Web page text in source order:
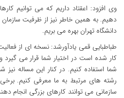
وی افزود: اعقتاد داریم که می توانیم
دهیم. به همین خاطر نیز از ظرفیت سازمان
دانشگاه تهران بهره می بریم.
طباطبایی قمی یادآورشد: نسخه ای از
کار شده است در اختیار شما قرار می گیرد
شما استفاده کنیم. در کنار این مساله نیز
رشته های مرتبط به ما معرفی کنیم.
سازمانی می توانند کارهای بزرگی انجام